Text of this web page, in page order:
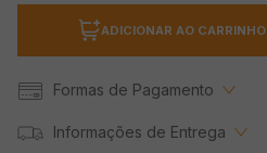
ADICIONAR AO CARRINHO
Formas de Pagamento
Informações de Entrega